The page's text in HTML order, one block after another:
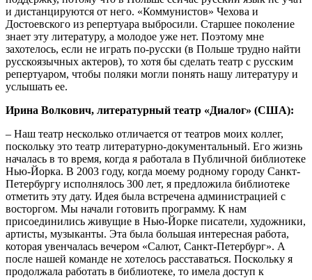
и дистанцируются от него. «Коммунистов» Чехова и
Достоевского из репертуара выбросили. Старшее поколение
знает эту литературу, а молодое уже нет. Поэтому мне
захотелось, если не играть по-русски (в Польше трудно найти
русскоязычных актеров), то хотя бы сделать театр с русским
репертуаром, чтобы поляки могли понять нашу литературу и
услышать ее.
Ирина Волкович, литературный театр «Диалог» (США):
– Наш театр несколько отличается от театров моих коллег,
поскольку это театр литературно-документальный. Его жизнь
началась в то время, когда я работала в Публичной библиотеке
Нью-Йорка. В 2003 году, когда моему родному городу Санкт-
Петербургу исполнялось 300 лет, я предложила библиотеке
отметить эту дату. Идея была встречена администрацией с
восторгом. Мы начали готовить программу. К нам
присоединились живущие в Нью-Йорке писатели, художники,
артисты, музыканты. Эта была большая интересная работа,
которая увенчалась вечером «Салют, Санкт-Петербург». А
после нашей команде не хотелось расставаться. Поскольку я
продолжала работать в библиотеке, то имела доступ к